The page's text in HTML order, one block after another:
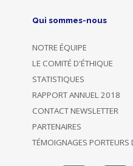
Qui sommes-nous
NOTRE ÉQUIPE
LE COMITÉ D'ÉTHIQUE
STATISTIQUES
RAPPORT ANNUEL 2018
CONTACT NEWSLETTER
PARTENAIRES
TÉMOIGNAGES PORTEURS